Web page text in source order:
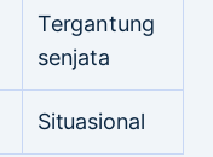
Tergantung
senjata
Situasional